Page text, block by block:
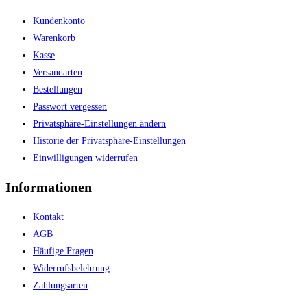
Kundenkonto
Warenkorb
Kasse
Versandarten
Bestellungen
Passwort vergessen
Privatsphäre-Einstellungen ändern
Historie der Privatsphäre-Einstellungen
Einwilligungen widerrufen
Informationen
Kontakt
AGB
Häufige Fragen
Widerrufsbelehrung
Zahlungsarten